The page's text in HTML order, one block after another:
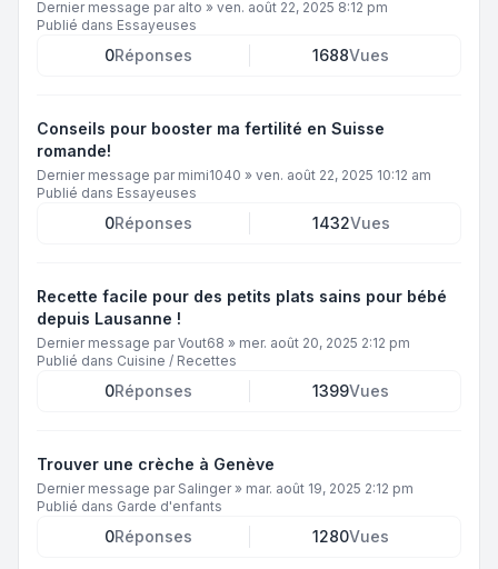
Dernier message par alto » ven. août 22, 2025 8:12 pm
Publié dans Essayeuses
0Réponses 1688Vues
Conseils pour booster ma fertilité en Suisse
romande!
Dernier message par mimi1040 » ven. août 22, 2025 10:12 am
Publié dans Essayeuses
0Réponses 1432Vues
Recette facile pour des petits plats sains pour bébé
depuis Lausanne !
Dernier message parVout68 » mer. août 20, 2025 2:12 pm
Publié dans Cuisine / Recettes
0Réponses 1399Vues
Trouver une crèche à Genève
Dernier message par Salinger» mar. août 19, 2025 2:12 pm
Publié dans Garde d'enfants
0Réponses 1280Vues